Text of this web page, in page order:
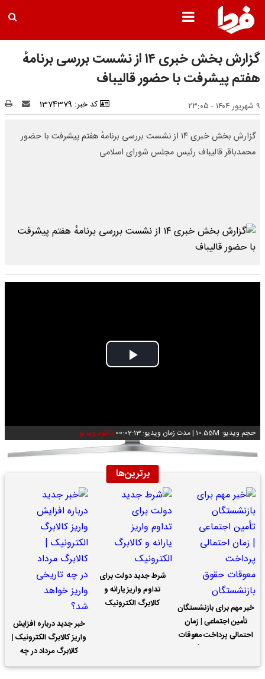
گزارش بخش خبری ۱۴ از نشست بررسی برنامهٔ
هفتم پیشرفت با حضور قالیباف
۹ شهریور ۱۴۰۴ - ۲۳:۰۵ کد خبر: 1374379
گزارش بخش خبری ۱۴ از نشست بررسی برنامهٔ هفتم پیشرفت با حضور
محمدباقر قالیباف رئیس مجلس شورای اسلامی
Play
حجم ویدیو: 10.55M |مدت زمان ویدیو: 00:02:13 دانلود ویدیو
برترین‌ها
خبر مهم برای بازنشستگان
تأمین اجتماعی | زمان
احتمالی پرداخت معوقات
شرط جدید دولت برای
تداوم واریز یارانه و
کالابرگ الکترونیک
خبر جدید درباره افزایش
واریز کالابرگ الکترونیک |
کالابرگ مرداد در چه
تاریخی واریز خواهد شد؟